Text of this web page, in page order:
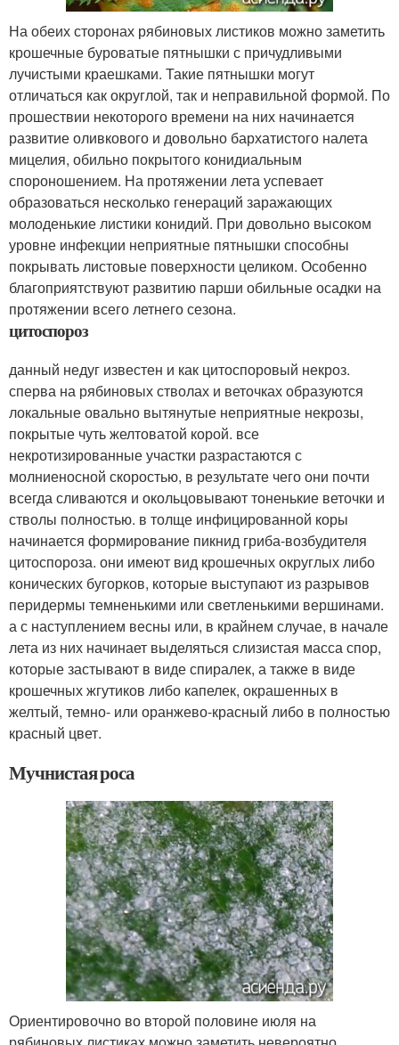
На обеих сторонах рябиновых листиков можно заметить
крошечные буроватые пятнышки с причудливыми
лучистыми краешками. Такие пятнышки могут
отличаться как округлой, так и неправильной формой. По
прошествии некоторого времени на них начинается
развитие оливкового и довольно бархатистого налета
мицелия, обильно покрытого конидиальным
спороношением. На протяжении лета успевает
образоваться несколько генераций заражающих
молоденькие листики конидий. При довольно высоком
уровне инфекции неприятные пятнышки способны
покрывать листовые поверхности целиком. Особенно
благоприятствуют развитию парши обильные осадки на
протяжении всего летнего сезона.
цитоспороз
данный недуг известен и как цитоспоровый некроз.
сперва на рябиновых стволах и веточках образуются
локальные овально вытянутые неприятные некрозы,
покрытые чуть желтоватой корой. все
некротизированные участки разрастаются с
молниеносной скоростью, в результате чего они почти
всегда сливаются и окольцовывают тоненькие веточки и
стволы полностью. в толще инфицированной коры
начинается формирование пикнид гриба-возбудителя
цитоспороза. они имеют вид крошечных округлых либо
конических бугорков, которые выступают из разрывов
перидермы темненькими или светленькими вершинами.
а с наступлением весны или, в крайнем случае, в начале
лета из них начинает выделяться слизистая масса спор,
которые застывают в виде спиралек, а также в виде
крошечных жгутиков либо капелек, окрашенных в
желтый, темно- или оранжево-красный либо в полностью
красный цвет.
Мучнистая роса
Ориентировочно во второй половине июля на